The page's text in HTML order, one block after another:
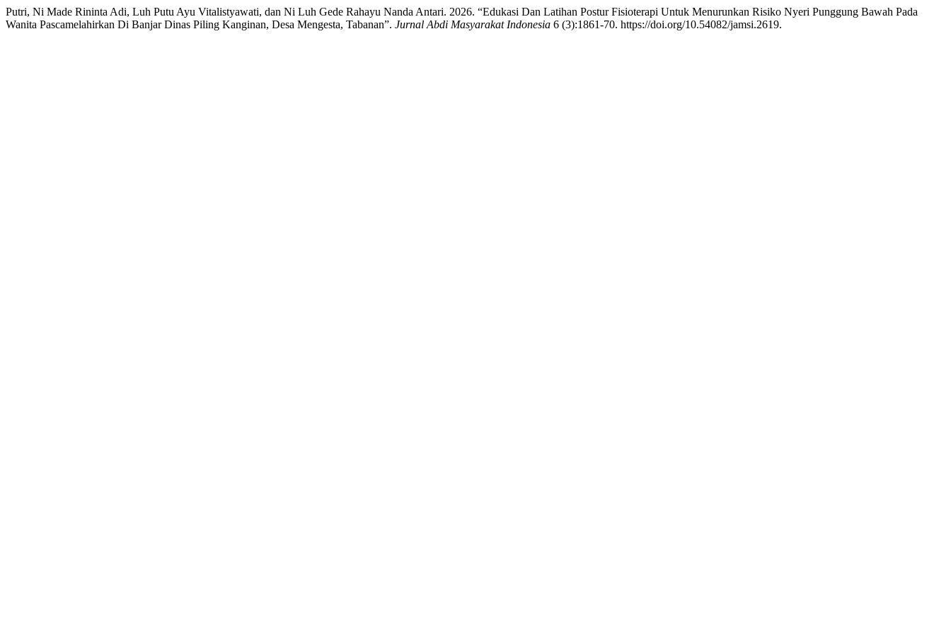
Putri, Ni Made Rininta Adi, Luh Putu Ayu Vitalistyawati, dan Ni Luh Gede Rahayu Nanda Antari. 2026. “Edukasi Dan Latihan Postur Fisioterapi Untuk Menurunkan Risiko Nyeri Punggung Bawah Pada
Wanita Pascamelahirkan Di Banjar Dinas Piling Kanginan, Desa Mengesta, Tabanan”. Jurnal Abdi Masyarakat Indonesia 6 (3):1861-70. https://doi.org/10.54082/jamsi.2619.